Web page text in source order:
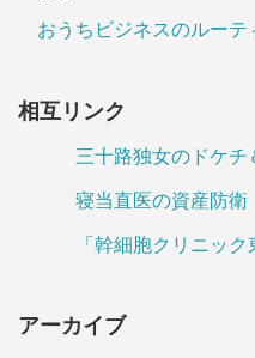
おうちビジネスのルーテ
相互リンク
三十路独女のドケチ
寝当直医の資産防衛
「幹細胞クリニック
アーカイブ